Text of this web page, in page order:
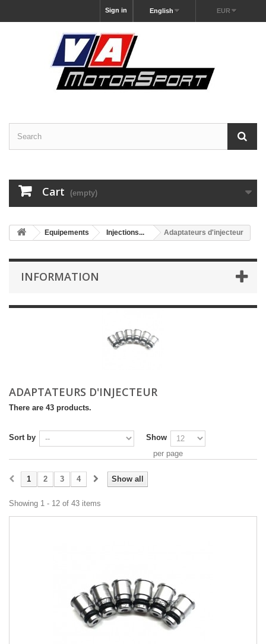
EUR
English
Sign in
Cart (empty)
Equipements Injections... Adaptateurs d'injecteur
INFORMATION
ADAPTATEURS D'INJECTEUR
There are 43 products.
Sort by
Show
per page
Show all
1 2 3 4
Showing 1 - 12 of 43 items